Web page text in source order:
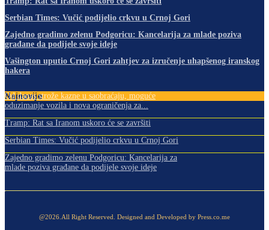
Serbian Times: Vučić podijelio crkvu u Crnoj Gori
Zajedno gradimo zelenu Podgoricu: Kancelarija za mlade poziva
građane da podijele svoje ideje
Vašington uputio Crnoj Gori zahtjev za izručenje uhapšenog iranskog
hakera
Najnovije
Od danas strože kazne u saobraćaju, moguće
oduzimanje vozila i nova ograničenja za...
Tramp: Rat sa Iranom uskoro će se završiti
Serbian Times: Vučić podijelio crkvu u Crnoj Gori
Zajedno gradimo zelenu Podgoricu: Kancelarija za
mlade poziva građane da podijele svoje ideje
@2026.All Right Reserved. Designed and Developed by Press.co.me